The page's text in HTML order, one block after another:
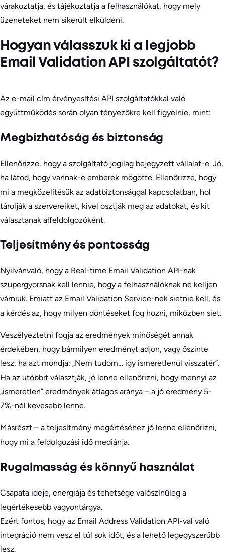
várakoztatja, és tájékoztatja a felhasználókat, hogy mely
üzeneteket nem sikerült elküldeni.
Hogyan válasszuk ki a legjobb
Email Validation API szolgáltatót?
Az e-mail cím érvényesítési API szolgáltatókkal való
együttműködés során olyan tényezőkre kell figyelnie, mint:
Megbízhatóság és biztonság
Ellenőrizze, hogy a szolgáltató jogilag bejegyzett vállalat-e. Jó,
ha látod, hogy vannak-e emberek mögötte. Ellenőrizze, hogy
mi a megközelítésük az adatbiztonsággal kapcsolatban, hol
tárolják a szervereiket, kivel osztják meg az adatokat, és kit
választanak alfeldolgozóként.
Teljesítmény és pontosság
Nyilvánvaló, hogy a Real-time Email Validation API-nak
szupergyorsnak kell lennie, hogy a felhasználóknak ne kelljen
várniuk. Emiatt az Email Validation Service-nek sietnie kell, és
a kérdés az, hogy milyen döntéseket fog hozni, miközben siet.
Veszélyeztetni fogja az eredmények minőségét annak
érdekében, hogy bármilyen eredményt adjon, vagy őszinte
lesz, ha azt mondja: „Nem tudom… így ismeretlenül visszatér”.
Ha az utóbbit választják, jó lenne ellenőrizni, hogy mennyi az
„ismeretlen” eredmények átlagos aránya – a jó eredmény 5-
7%-nél kevesebb lenne.
Másrészt – a teljesítmény megértéséhez jó lenne ellenőrizni,
hogy mi a feldolgozási idő mediánja.
Rugalmasság és könnyű használat
Csapata ideje, energiája és tehetsége valószínűleg a
legértékesebb vagyontárgya.
Ezért fontos, hogy az Email Address Validation API-val való
integráció nem vesz el túl sok időt, és a lehető legegyszerűbb
lesz.